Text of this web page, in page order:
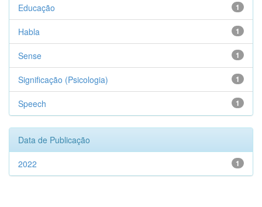
1
Educação
1
Habla
1
Sense
1
Significação (Psicologia)
1
Speech
Data de Publicação
1
2022